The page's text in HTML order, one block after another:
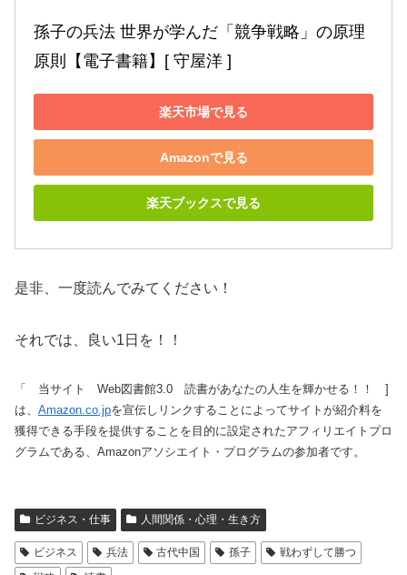
孫子の兵法 世界が学んだ「競争戦略」の原理
原則【電子書籍】[ 守屋洋 ]
楽天市場で見る
Amazonで見る
楽天ブックスで見る
是非、一度読んでみてください！
それでは、良い1日を！！
「 当サイト Web図書館3.0 読書があなたの人生を輝かせる！！ ]
は、 Amazon.co.jpを宣伝しリンクすることによってサイトが紹介料を
獲得できる手段を提供することを目的に設定されたアフィリエイトプロ
グラムである、Amazonアソシエイト・プログラムの参加者です。
ビジネス・仕事 人間関係・心理・生き方
ビジネス 兵法 古代中国 孫子
戦わずして勝つ